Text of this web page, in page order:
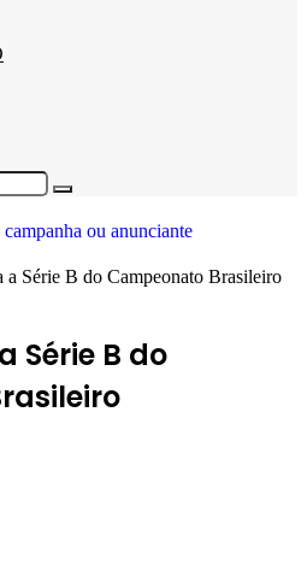
Procurar
a Série B do Campeonato Brasileiro
Série B do